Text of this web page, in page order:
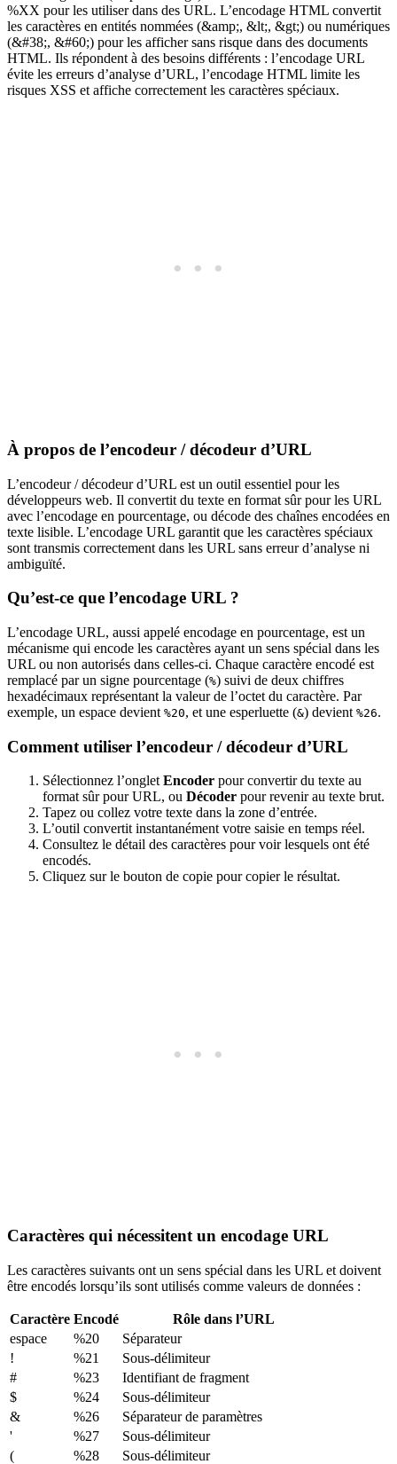
%XX pour les utiliser dans des URL. L’encodage HTML convertit
les caractères en entités nommées (&amp;, &lt;, &gt;) ou numériques
(&#38;, &#60;) pour les afficher sans risque dans des documents
HTML. Ils répondent à des besoins différents : l’encodage URL
évite les erreurs d’analyse d’URL, l’encodage HTML limite les
risques XSS et affiche correctement les caractères spéciaux.
À propos de l’encodeur / décodeur d’URL
L’encodeur / décodeur d’URL est un outil essentiel pour les
développeurs web. Il convertit du texte en format sûr pour les URL
avec l’encodage en pourcentage, ou décode des chaînes encodées en
texte lisible. L’encodage URL garantit que les caractères spéciaux
sont transmis correctement dans les URL sans erreur d’analyse ni
ambiguïté.
Qu’est-ce que l’encodage URL ?
L’encodage URL, aussi appelé encodage en pourcentage, est un
mécanisme qui encode les caractères ayant un sens spécial dans les
URL ou non autorisés dans celles-ci. Chaque caractère encodé est
remplacé par un signe pourcentage (%) suivi de deux chiffres
hexadécimaux représentant la valeur de l’octet du caractère. Par
exemple, un espace devient %20, et une esperluette (&) devient %26.
Comment utiliser l’encodeur / décodeur d’URL
Sélectionnez l’ongletEncoder pour convertir du texte au
format sûr pour URL, ou Décoder pour revenir au texte brut.
Tapez ou collez votre texte dans la zone d’entrée.
L’outil convertit instantanément votre saisie en temps réel.
Consultez le détail des caractères pour voir lesquels ont été
encodés.
Cliquez sur le bouton de copie pour copier le résultat.
Caractères qui nécessitent un encodage URL
Les caractères suivants ont un sens spécial dans les URL et doivent
être encodés lorsqu’ils sont utilisés comme valeurs de données :
Caractère Encodé
Rôle dans l’URL
espace
%20
Séparateur
!
%21
Sous-délimiteur
#
%23
Identifiant de fragment
$
%24
Sous-délimiteur
&
%26
Séparateur de paramètres
'
%27
Sous-délimiteur
(
%28
Sous-délimiteur